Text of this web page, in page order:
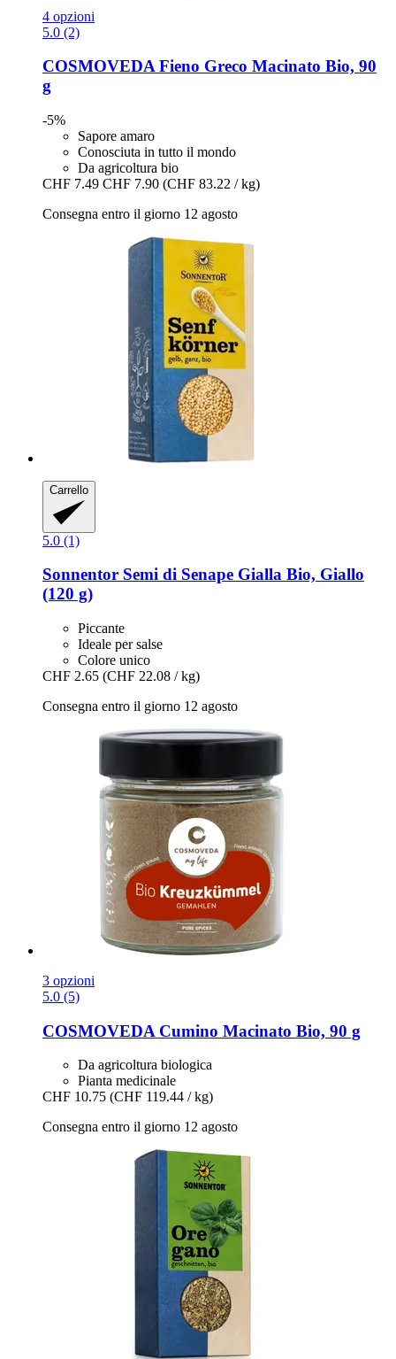
4 opzioni
5.0 (2)
COSMOVEDAFieno Greco Macinato Bio, 90
g
-5%
Sapore amaro
Conosciuta in tutto il mondo
Da agricoltura bio
CHF 7.49 CHF 7.90 (CHF 83.22 / kg)
Consegna entro il giorno 12 agosto
Carrello
5.0 (1)
Sonnentor Semi di Senape Gialla Bio, Giallo
(120 g)
Piccante
Ideale per salse
Colore unico
CHF 2.65 (CHF 22.08 / kg)
Consegna entro il giorno 12 agosto
3 opzioni
5.0 (5)
COSMOVEDA Cumino Macinato Bio, 90 g
Da agricoltura biologica
Pianta medicinale
CHF 10.75 (CHF 119.44 / kg)
Consegna entro il giorno 12 agosto